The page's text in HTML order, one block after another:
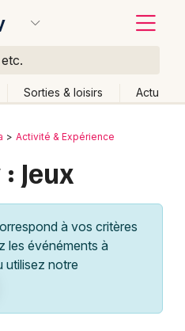
Sorties & loisirs Actu
Activité & Expérience
Jeux
à vos critères
les événéments à
utilisez notre
moi Changer de lieu
week-end